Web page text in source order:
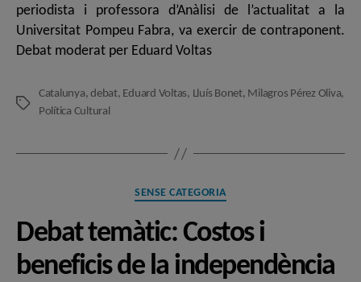
periodista i professora d’Anàlisi de l’actualitat a la
Universitat Pompeu Fabra, va exercir de contraponent.
Debat moderat per Eduard Voltas
Etiquetes
Catalunya,debat, Eduard Voltas, Lluís Bonet, Milagros Pérez Oliva,
Política Cultural
Categories
SENSE CATEGORIA
Debat temàtic: Costos i
beneficis de la independència